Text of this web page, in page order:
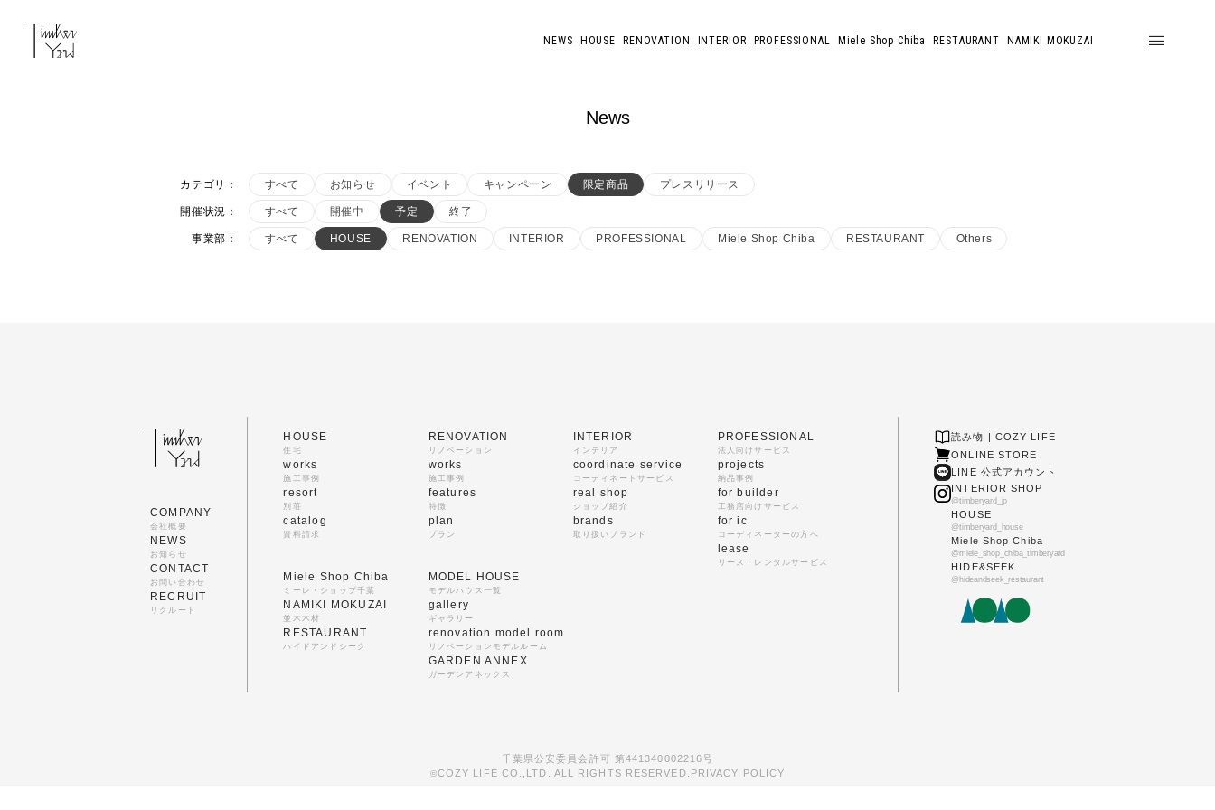
NEWS HOUSE RENOVATION INTERIOR PROFESSIONAL Miele Shop Chiba RESTAURANT NAMIKI MOKUZAI
News
カテゴリ ： すべて お知らせ イベント キャンペーン 限定商品 プレスリリース
開催状況 ： すべて 開催中 予定 終了
事業部 ： すべて HOUSE RENOVATION INTERIOR PROFESSIONAL Miele Shop Chiba RESTAURANT Others
COMPANY
会社概要
NEWS
お知らせ
CONTACT
お問い合わせ
RECRUIT
リクルート
HOUSE
住宅
works
施工事例
resort
別荘
catalog
資料請求
RENOVATION
リノベーション
works
施工事例
features
特徴
plan
プラン
INTERIOR
インテリア
coordinate service
コーディネートサービス
real shop
ショップ紹介
brands
取り扱いブランド
PROFESSIONAL
法人向けサービス
projects
納品事例
for builder
工務店向けサービス
for ic
コーディネーターの方へ
lease
リース・レンタルサービス
Miele Shop Chiba
ミーレ・ショップ千葉
NAMIKI MOKUZAI
並木木材
RESTAURANT
ハイドアンドシーク
MODEL HOUSE
モデルハウス一覧
gallery
ギャラリー
renovation model room
リノベーションモデルルーム
GARDEN ANNEX
ガーデンアネックス
読み物 | COZY LIFE
ONLINE STORE
LINE 公式アカウント
INTERIOR SHOP
@timberyard_jp
HOUSE
@timberyard_house
Miele Shop Chiba
@miele_shop_chiba_timberyard
HIDE&SEEK
@hideandseek_restaurant
千葉県公安委員会許可 第441340002216号
©COZY LIFE CO.,LTD. ALL RIGHTS RESERVED. PRIVACY POLICY